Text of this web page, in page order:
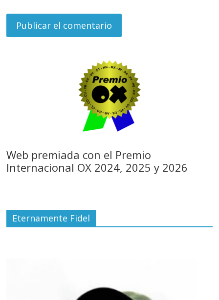
Web premiada con el Premio
Internacional OX 2024, 2025 y 2026
Eternamente Fidel